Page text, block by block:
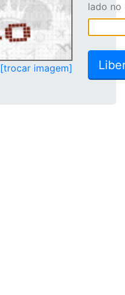
[trocar imagem]
lado no